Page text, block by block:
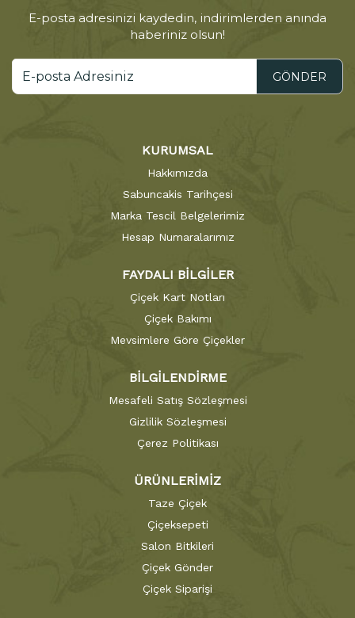
E-posta adresinizi kaydedin, indirimlerden anında
haberiniz olsun!
GÖNDER
KURUMSAL
Hakkımızda
Sabuncakis Tarihçesi
Marka Tescil Belgelerimiz
Hesap Numaralarımız
FAYDALI BİLGİLER
Çiçek Kart Notları
Çiçek Bakımı
Mevsimlere Göre Çiçekler
BİLGİLENDİRME
Mesafeli Satış Sözleşmesi
Gizlilik Sözleşmesi
Çerez Politikası
ÜRÜNLERİMİZ
Taze Çiçek
Çiçeksepeti
Salon Bitkileri
Çiçek Gönder
Çiçek Siparişi